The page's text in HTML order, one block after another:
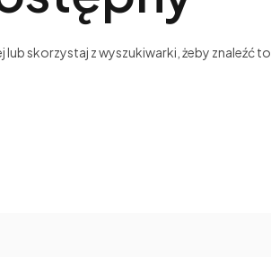
skorzystaj z wyszukiwarki, żeby znaleźć to,